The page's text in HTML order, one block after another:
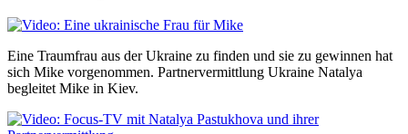
Eine Traumfrau aus der Ukraine zu finden und sie zu gewinnen hat
sich Mike vorgenommen. Partnervermittlung Ukraine Natalya
begleitet Mike in Kiev.